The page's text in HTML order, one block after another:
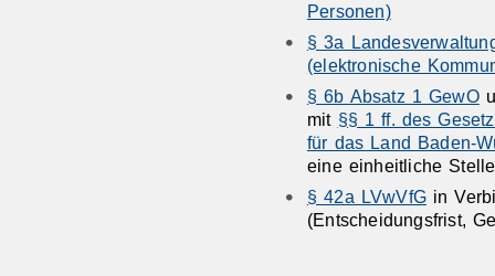
Personen)
§ 3a
(elektronische
§ 6b Absatz 1 GewO
mit §§ 1 ff. des
für das Land Baden-
eine einheitliche
§ 42a LVwVfG in
(Entscheidungsfrist,